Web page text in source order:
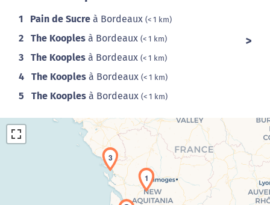
1 Pain de Sucre à Bordeaux (< 1 km)
2 The Kooples à Bordeaux (< 1 km)
3 The Kooples à Bordeaux (< 1 km)
4 The Kooples à Bordeaux (< 1 km)
5 The Kooples à Bordeaux (< 1 km)
1
3